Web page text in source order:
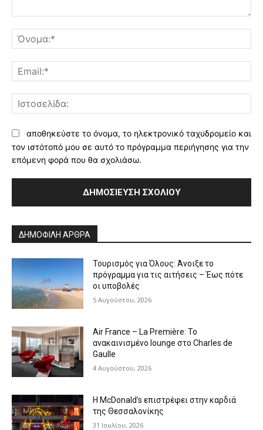
αποθηκεύστε το όνομα, το ηλεκτρονικό ταχυδρομείο και
τον ιστότοπό μου σε αυτό το πρόγραμμα περιήγησης για την
επόμενη φορά που θα σχολιάσω.
ΔΗΜΟΦΙΛΗ ΑΡΘΡΑ
Τουρισμός για Όλους: Άνοιξε το
πρόγραμμα για τις αιτήσεις – Έως πότε
οι υποβολές
5 Αυγούστου, 2026
Air France – La Première: Το
ανακαινισμένο lounge στο Charles de
Gaulle
4 Αυγούστου, 2026
Η McDonald’s επιστρέφει στην καρδιά
της Θεσσαλονίκης
31 Ιουλίου, 2026